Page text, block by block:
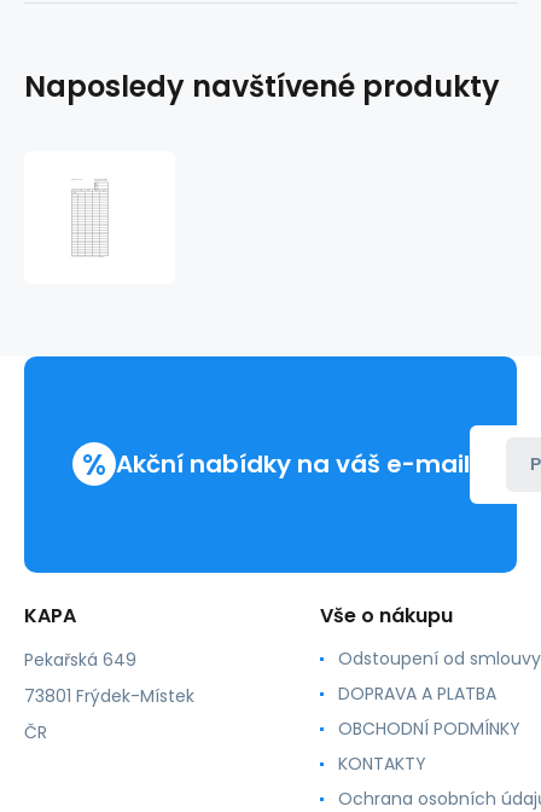
Naposledy navštívené produkty
% Akční nabídky na váš e-mail
KAPA
Pekařská 649
73801 Frýdek-Místek
ČR
Vše o nákupu
Odstoupení od smlouvy
DOPRAVA A PLATBA
OBCHODNÍ PODMÍNKY
KONTAKTY
Ochrana osobních